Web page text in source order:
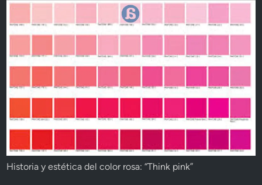
Historia y estética del color rosa: “Think pink”